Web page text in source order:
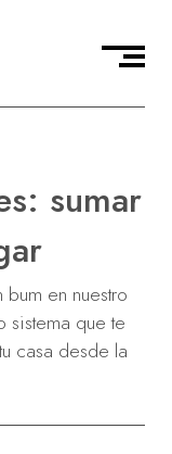
sumar
en nuestro
sistema que te
casa desde la